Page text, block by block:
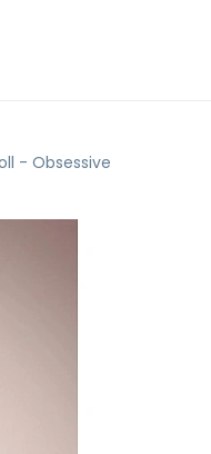
- Obsessive